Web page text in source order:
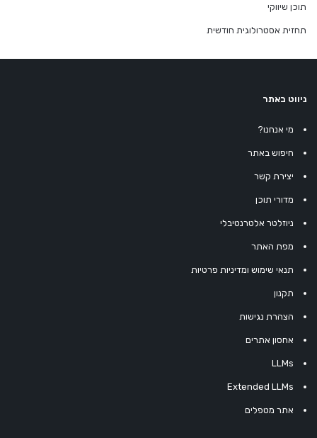
תוכן שיווקי
תחזית אסטרולוגית חודשית
ניווט באתר
מי אנחנו?
חיפוש באתר
יצירת קשר
מדורי תוכן
ניוזלטר אלטרנטיבלי
מפת האתר
תנאי שימוש ומדיניות פרטיות
תקנון
הצהרת נגישות
אחסון אתרים
LLMs
Extended LLMs
אתר מטפלים